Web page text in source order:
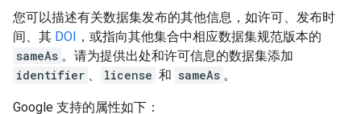
您可以描述有关数据集发布的其他信息，如许可、发布时
间、其 DOI ，或指向其他集合中相应数据集规范版本的
sameAs 。请为提供出处和许可信息的数据集添加
identifier 、 license 和 sameAs 。
Google 支持的属性如下：